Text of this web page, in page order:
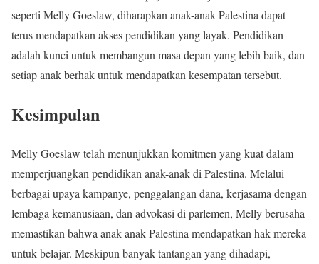
seperti Melly Goeslaw, diharapkan anak-anak Palestina dapat
terus mendapatkan akses pendidikan yang layak. Pendidikan
adalah kunci untuk membangun masa depan yang lebih baik, dan
setiap anak berhak untuk mendapatkan kesempatan tersebut.
Kesimpulan
Melly Goeslaw telah menunjukkan komitmen yang kuat dalam
memperjuangkan pendidikan anak-anak di Palestina. Melalui
berbagai upaya kampanye, penggalangan dana, kerjasama dengan
lembaga kemanusiaan, dan advokasi di parlemen, Melly berusaha
memastikan bahwa anak-anak Palestina mendapatkan hak mereka
untuk belajar. Meskipun banyak tantangan yang dihadapi,